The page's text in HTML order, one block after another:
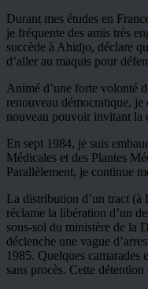
Durant mes études en
je fréquente des amis très
succède à Ahidjo, déclare
d’aller au maquis pour
Animé d’une forte volonté
renouveau démocratique, je
nouveau pouvoir invitant la
En sept 1984, je suis
Médicales et des Plantes
Parallèlement, je continue
La distribution d’un tract (à
réclame la libération d’un
sous-sol du ministère de la
déclenche une vague
1985. Quelques camarades
sans procès. Cette